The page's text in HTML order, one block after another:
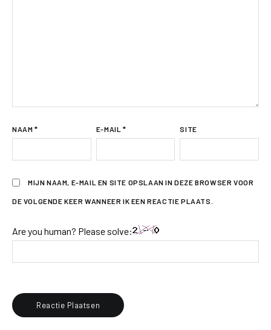
NAAM * E-MAIL * SITE
MIJN NAAM, E-MAIL EN SITE OPSLAAN IN DEZE BROWSER VOOR
DE VOLGENDE KEER WANNEER IK EEN REACTIE PLAATS.
Are you human? Please solve: